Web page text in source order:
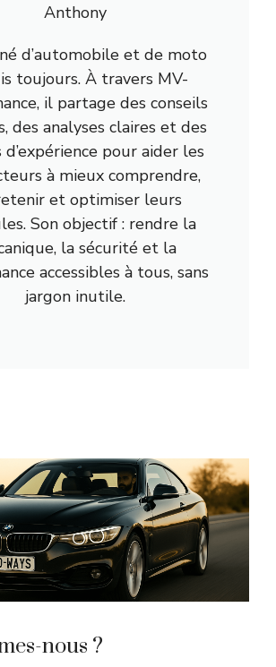
Anthony
d’automobile et de moto
toujours. À travers MV-
il partage des conseils
des analyses claires et des
pour aider les
à mieux comprendre,
et optimiser leurs
Son objectif : rendre la
la sécurité et la
accessibles à tous, sans
jargon inutile.
nous ?